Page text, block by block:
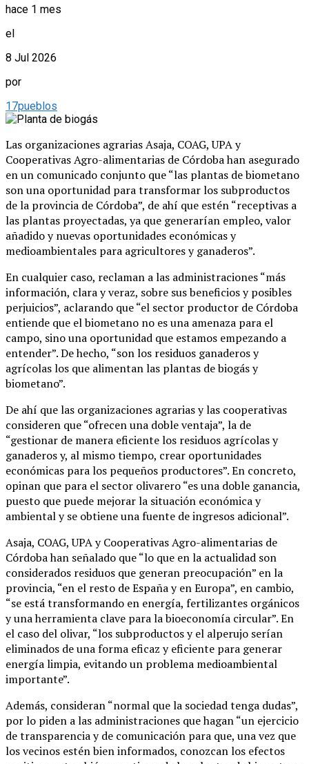
hace 1 mes
el
8 Jul 2026
por
17pueblos
Las organizaciones agrarias Asaja, COAG, UPA y
Cooperativas Agro-alimentarias de Córdoba han asegurado
en un comunicado conjunto que “las plantas de biometano
son una oportunidad para transformar los subproductos
de la provincia de Córdoba”, de ahí que estén “receptivas a
las plantas proyectadas, ya que generarían empleo, valor
añadido y nuevas oportunidades económicas y
medioambientales para agricultores y ganaderos”.
En cualquier caso, reclaman a las administraciones “más
información, clara y veraz, sobre sus beneficios y posibles
perjuicios”, aclarando que “el sector productor de Córdoba
entiende que el biometano no es una amenaza para el
campo, sino una oportunidad que estamos empezando a
entender”. De hecho, “son los residuos ganaderos y
agrícolas los que alimentan las plantas de biogás y
biometano”.
De ahí que las organizaciones agrarias y las cooperativas
consideren que “ofrecen una doble ventaja”, la de
“gestionar de manera eficiente los residuos agrícolas y
ganaderos y, al mismo tiempo, crear oportunidades
económicas para los pequeños productores”. En concreto,
opinan que para el sector olivarero “es una doble ganancia,
puesto que puede mejorar la situación económica y
ambiental y se obtiene una fuente de ingresos adicional”.
Asaja, COAG, UPA y Cooperativas Agro-alimentarias de
Córdoba han señalado que “lo que en la actualidad son
considerados residuos que generan preocupación” en la
provincia, “en el resto de España y en Europa”, en cambio,
“se está transformando en energía, fertilizantes orgánicos
y una herramienta clave para la bioeconomía circular”. En
el caso del olivar, “los subproductos y el alperujo serían
eliminados de una forma eficaz y eficiente para generar
energía limpia, evitando un problema medioambiental
importante”.
Además, consideran “normal que la sociedad tenga dudas”,
por lo piden a las administraciones que hagan “un ejercicio
de transparencia y de comunicación para que, una vez que
los vecinos estén bien informados, conozcan los efectos